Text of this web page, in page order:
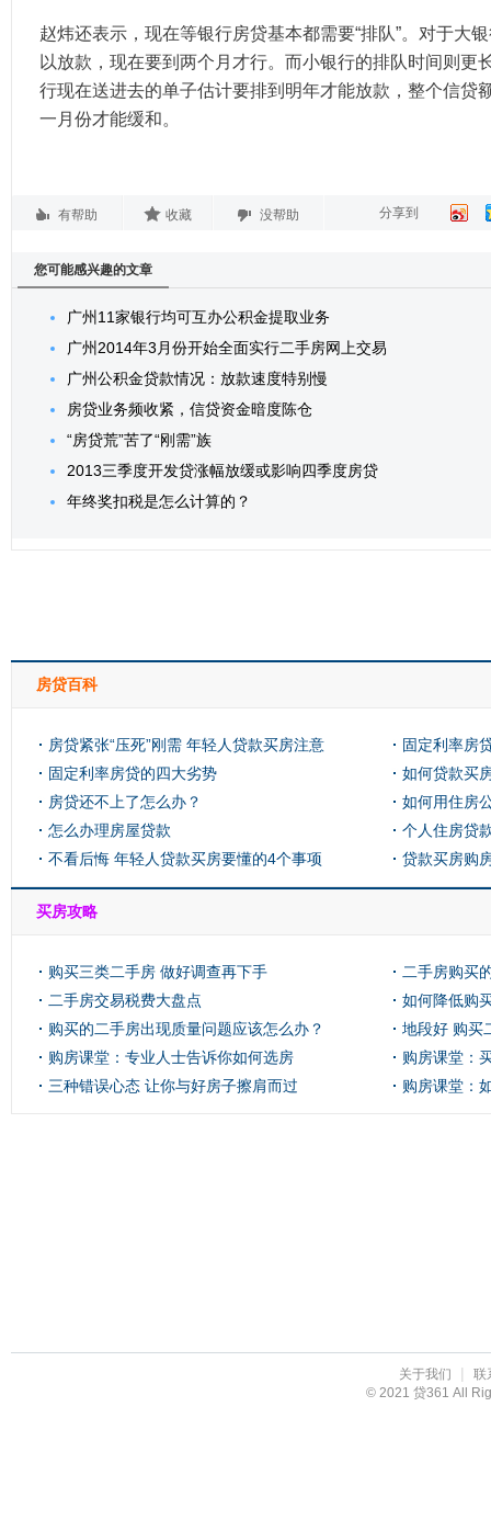
赵炜还表示，现在等银行房贷基本都需要“排队”。对于大
以放款，现在要到两个月才行。而小银行的排队时间则更
行现在送进去的单子估计要排到明年才能放款，整个信贷
一月份才能缓和。
有帮助 收藏 没帮助 分享到
您可能感兴趣的文章
广州11家银行均可互办公积金提取业务
广州2014年3月份开始全面实行二手房网上交易
广州公积金贷款情况：放款速度特别慢
房贷业务频收紧，信贷资金暗度陈仓
“房贷荒”苦了“刚需”族
2013三季度开发贷涨幅放缓或影响四季度房贷
年终奖扣税是怎么计算的？
房贷百科
房贷紧张“压死”刚需 年轻人贷款买房注意
啥？
固定利率房贷的四大劣势
房贷还不上了怎么办？
怎么办理房屋贷款
不看后悔 年轻人贷款买房要懂的4个事项
固定利率房
如何贷款买
如何用住房
个人住房贷
贷款买房购
买房攻略
购买三类二手房 做好调查再下手
二手房交易税费大盘点
购买的二手房出现质量问题应该怎么办？
购房课堂：专业人士告诉你如何选房
三种错误心态 让你与好房子擦肩而过
二手房购买
如何降低购
地段好 购买
购房课堂：
购房课堂：
关于我们 |
联
© 2021 贷361 All